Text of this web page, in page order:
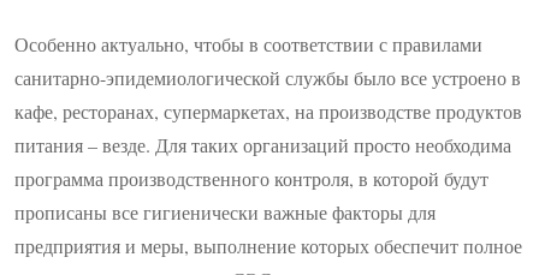
Особенно актуально, чтобы в соответствии с правилами
санитарно-эпидемиологической службы было все устроено в
кафе, ресторанах, супермаркетах, на производстве продуктов
питания – везде. Для таких организаций просто необходима
программа производственного контроля, в которой будут
прописаны все гигиенически важные факторы для
предприятия и меры, выполнение которых обеспечит полное